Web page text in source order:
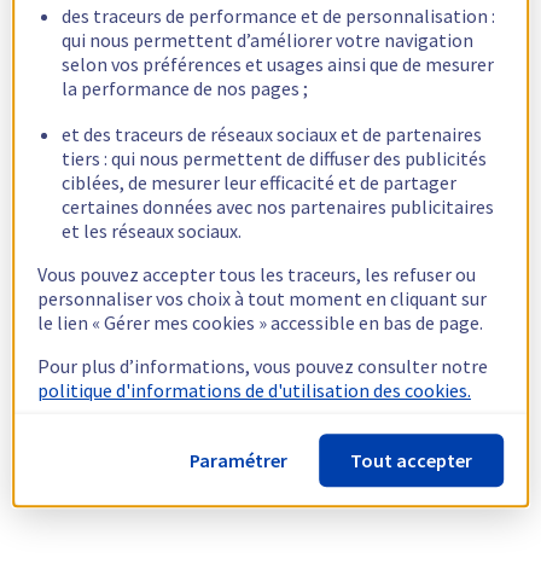
des traceurs de performance et de personnalisation :
qui nous permettent d’améliorer votre navigation
selon vos préférences et usages ainsi que de mesurer
la performance de nos pages ;
et des traceurs de réseaux sociaux et de partenaires
tiers : qui nous permettent de diffuser des publicités
ciblées, de mesurer leur efficacité et de partager
certaines données avec nos partenaires publicitaires
et les réseaux sociaux.
Vous pouvez accepter tous les traceurs, les refuser ou
personnaliser vos choix à tout moment en cliquant sur
le lien « Gérer mes cookies » accessible en bas de page.
Pour plus d’informations, vous pouvez consulter notre
politique d'informations de d'utilisation des cookies.
Paramétrer Tout accepter